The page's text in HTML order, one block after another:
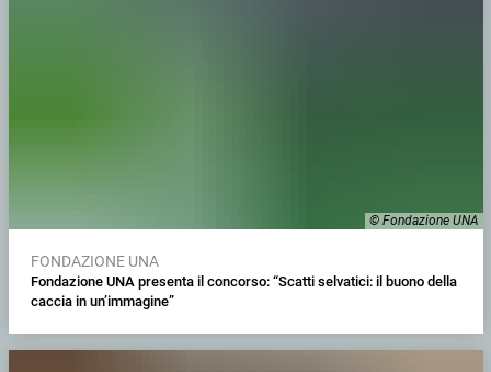
© Fondazione UNA
FONDAZIONE UNA
Fondazione UNA presenta il concorso: “Scatti selvatici: il buono della
caccia in un’immagine”